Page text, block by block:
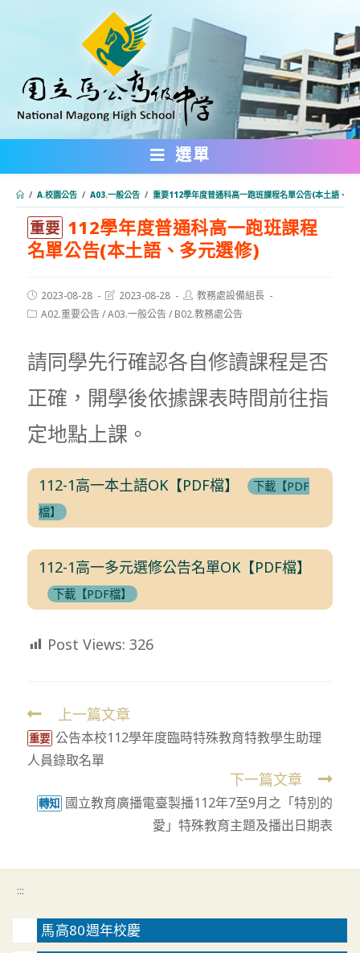
內
選單
/ A.校園公告 / A03.一般公告 / 重要112學年度普通科高一跑班課程名單公告(本土語、多
重要 112學年度普通科高一跑班課程
名單公告(本土語、多元選修)
Post
published:
2023-08-28
Post
modified:
2023-08-28
Post
author:
教務處設備組長
PostA02.重要公告/A03.一般公告/ B02.教務處公告
請同學先行確認各自修讀課程是否
正確，開學後依據課表時間前往指
定地點上課。
112-1高一本土語OK【PDF檔】
下載【PDF
檔】
112-1高一多元選修公告名單OK【PDF檔】
下載【PDF檔】
Post Views: 326
Read
more
articles
上一篇文章
重要 公告本校112學年度臨時特殊教育特教學生助理
人員錄取名單
下一篇文章
轉知 國立教育廣播電臺製播112年7至9月之「特別的
愛」特殊教育主題及播出日期表
:::
馬高80週年校慶